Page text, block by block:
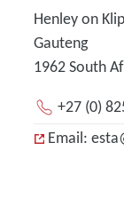
Henley on
Gauteng
1962South
+27 (0)
Email: